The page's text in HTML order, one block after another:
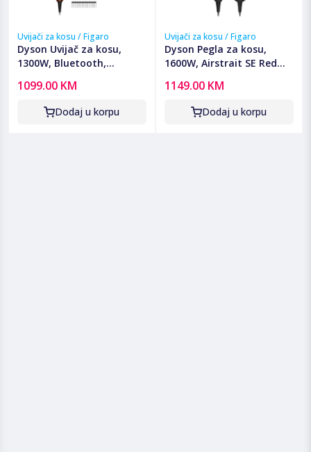
Uvijači za kosu / Figaro
Dyson Uvijač za kosu,
1300W, Bluetooth,
i.d.Amber Silk/Pink
C.+Wavy
1099.00 KM
Dodaj u korpu
Uvijači za kosu / Figaro
Dyson Pegla za kosu,
1600W, Airstrait SE Red
1149.00 KM
Dodaj u korpu